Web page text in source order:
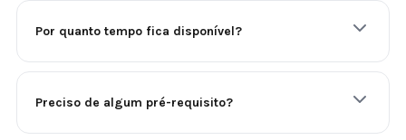
Por quanto tempo fica disponível?
Preciso de algum pré-requisito?